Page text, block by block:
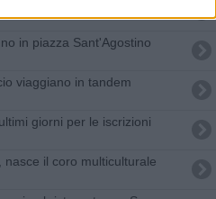
in piazza Sant'Agostino
viaggiano in tandem
giorni per le iscrizioni
nasce il coro multiculturale